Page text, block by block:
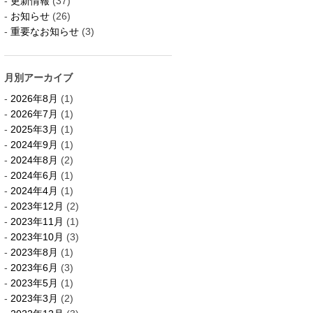
お知らせ (26)
重要なお知らせ (3)
月別アーカイブ
2026年8月 (1)
2026年7月 (1)
2025年3月 (1)
2024年9月 (1)
2024年8月 (2)
2024年6月 (1)
2024年4月 (1)
2023年12月 (2)
2023年11月 (1)
2023年10月 (3)
2023年8月 (1)
2023年6月 (3)
2023年5月 (1)
2023年3月 (2)